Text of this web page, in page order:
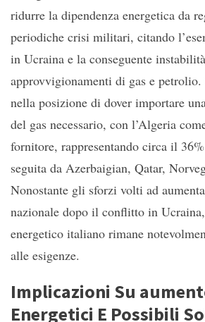
ridurre la dipendenza energetica da
periodiche crisi militari, citando
in Ucraina e la conseguente
approvvigionamenti di gas e
nella posizione di dover importare
del gas necessario, con l’Algeria
fornitore, rappresentando circa il
seguita da Azerbaigian, Qatar,
Nonostante gli sforzi volti ad
nazionale dopo il conflitto in
energetico italiano rimane
alle esigenze.
Implicazioni Su
Energetici E Possibili